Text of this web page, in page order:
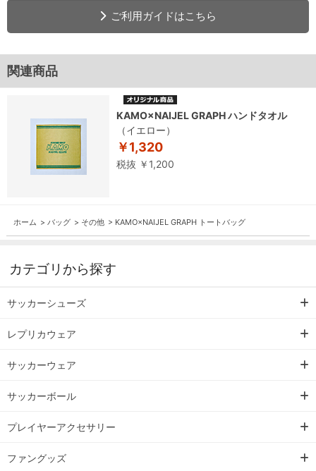
ご利用ガイドはこちら
関連商品
KAMO×NAIJEL GRAPH ハンドタオル
（イエロー）
￥1,320
税抜 ￥1,200
ホーム > バッグ > その他 > KAMO×NAIJEL GRAPH トートバッグ
カテゴリから探す
サッカーシューズ
レプリカウェア
サッカーウェア
サッカーボール
プレイヤーアクセサリー
ファングッズ